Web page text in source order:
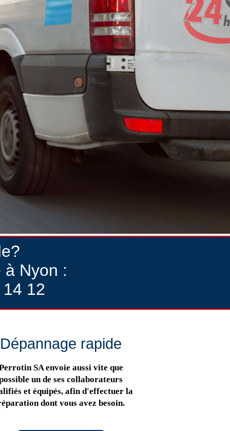
Nyon :
12
Dépannage rapide
SA envoie aussi vite que
un de ses collaborateurs
et équipés, afin d'effectuer la
dont vous avez besoin.